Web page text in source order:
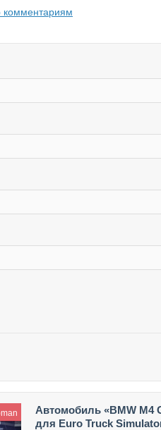
комментариям
Автомобиль «BMW M4
для Euro Truck